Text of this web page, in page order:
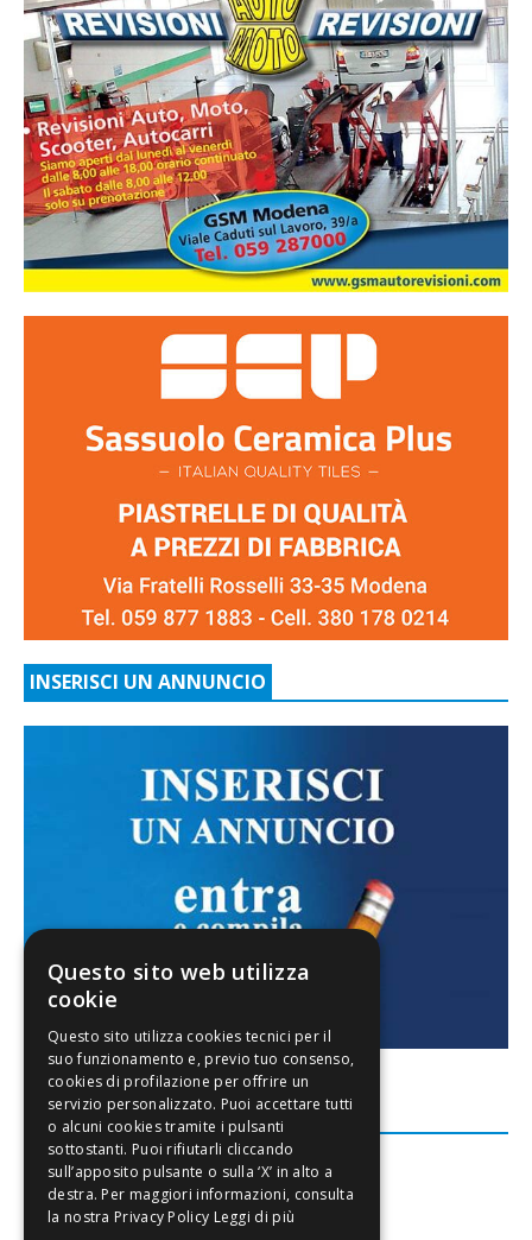
INSERISCI UN ANNUNCIO
FACEBOOK
Questo sito web utilizza
cookie
Leggi di più